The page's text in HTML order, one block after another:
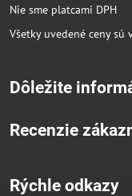
Nie sme platcami DPH
Všetky uvedené ceny sú
Dôležite
Recenzie
Rýchle odkazy